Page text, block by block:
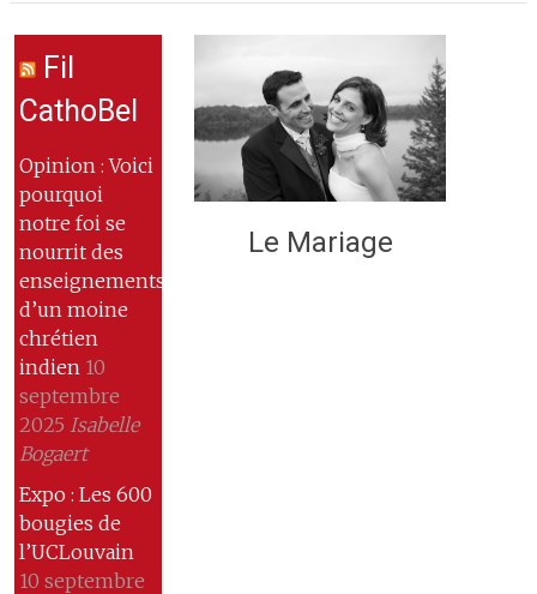
Fil
CathoBel
Opinion : Voici
pourquoi
notre foi se
nourrit des
enseignements
d’un moine
chrétien
indien 10
septembre
2025 Isabelle
Bogaert
Expo : Les 600
bougies de
l’UCLouvain
10 septembre
Le Mariage